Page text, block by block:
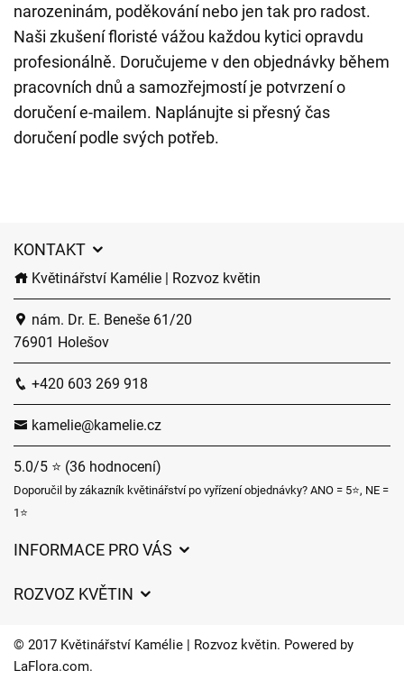
narozeninám, poděkování nebo jen tak pro radost.
Naši zkušení floristé vážou každou kytici opravdu
profesionálně. Doručujeme v den objednávky během
pracovních dnů a samozřejmostí je potvrzení o
doručení e-mailem. Naplánujte si přesný čas
doručení podle svých potřeb.
KONTAKT
Květinářství Kamélie | Rozvoz květin
nám. Dr. E. Beneše 61/20
76901 Holešov
+420 603 269 918
kamelie@kamelie.cz
5.0/5 ⭐ (36 hodnocení)
Doporučil by zákazník květinářství po vyřízení objednávky? ANO = 5⭐, NE =
1⭐
INFORMACE PRO VÁS
Často kladené dotazy
O nás
ROZVOZ KVĚTIN
Kam doručujeme květiny
© 2017 Květinářství Kamélie | Rozvoz květin. Powered by
LaFlora.com.